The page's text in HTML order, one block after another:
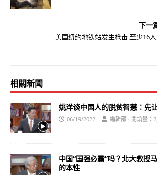
下一
美国纽约地铁站发生枪击 至少16
相關新聞
姚洋谈中国人的脱贫智慧：先
06/19/2022 編輯部 · 閱讀量：
中国“国强必霸”吗？北大教授
的本性